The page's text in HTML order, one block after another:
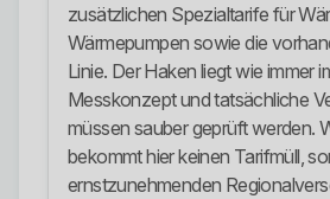
zusätzlichen Spezialtarife für
Wärmepumpen sowie die
Linie. Der Haken liegt wie immer
Messkonzept und tatsächliche
müssen sauber geprüft werden.
bekommt hier keinen Tarifmüll,
ernstzunehmenden